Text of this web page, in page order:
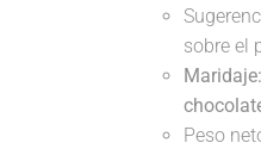
sobre el
Peso